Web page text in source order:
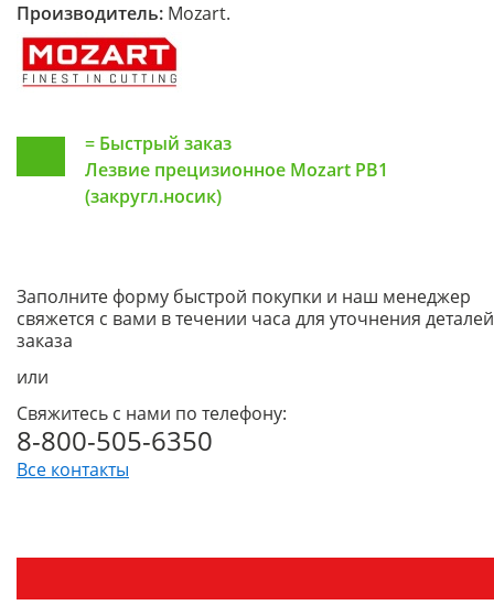
Производитель: Mozart.
= Быстрый заказ
Лезвие прецизионное Mozart PB1
(закругл.носик)
Заполните форму быстрой покупки и наш менеджер
свяжется с вами в течении часа для уточнения деталей
заказа
или
Свяжитесь с нами по телефону:
8-800-505-6350
Все контакты